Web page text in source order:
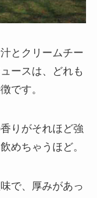
とクリームチー
ースは、どれも
です。
りがそれほど強
めちゃうほど。
で、厚みがあっ